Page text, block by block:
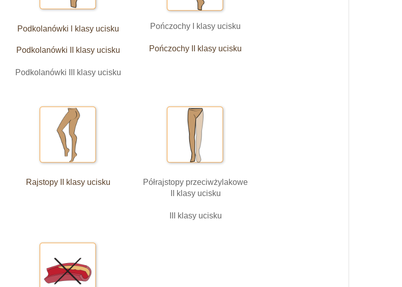
Podkolanówki l klasy ucisku
Podkolanówki II klasy ucisku
Podkolanówki III klasy ucisku
Pończochy I klasy ucisku
Pończochy II klasy ucisku
Rajstopy II klasy ucisku
Półrajstopy przeciwżylakowe
II klasy ucisku
III klasy ucisku